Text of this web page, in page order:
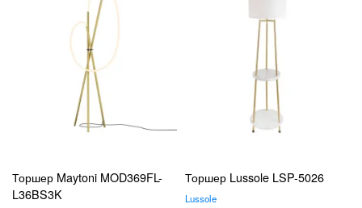
Торшер Maytoni MOD369FL-
L36BS3K
Торшер Lussole LSP-5026
Lussole